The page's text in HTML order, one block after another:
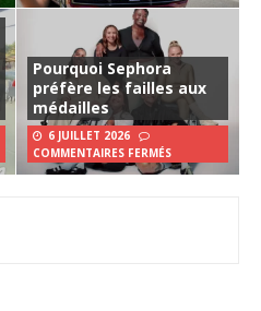
Pourquoi Sephora
préfère les failles aux
médailles
6 JUILLET 2026
COMMENTAIRES FERMÉS